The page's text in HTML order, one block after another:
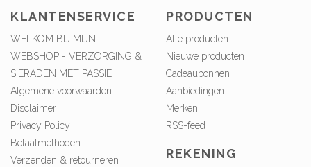
KLANTENSERVICE
WELKOM BIJ MIJN
WEBSHOP - VERZORGING &
SIERADEN MET PASSIE
Algemene voorwaarden
Disclaimer
Privacy Policy
Betaalmethoden
Verzenden & retourneren
PRODUCTEN
Alle producten
Nieuwe producten
Cadeaubonnen
Aanbiedingen
Merken
RSS-feed
REKENING